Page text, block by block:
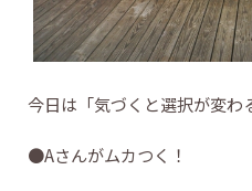
今日は「気づくと選択が変わ
●Aさんがムカつく！